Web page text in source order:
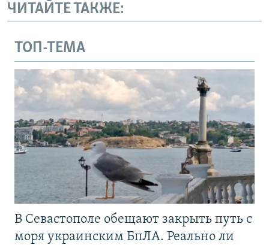
ЧИТАЙТЕ ТАКЖЕ:
ТОП-ТЕМА
В Севастополе обещают закрыть путь с
моря украинским БпЛА. Реально ли